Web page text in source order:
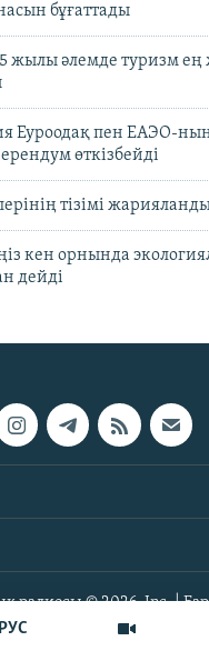
РУС
бұғаттады
жылы әлемде туризм
Еуроодақ пен ЕАЭО-ның
өткізбейді
тізімі
кен орнында
дейді
радиосы © 2026, Inc. |